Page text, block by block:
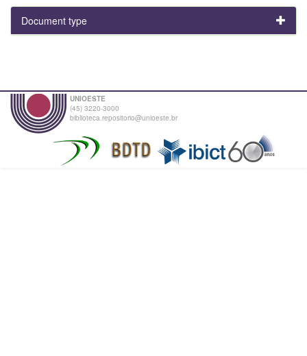
Document type
UNIOESTE
(45) 3220-3000
biblioteca.repositorio@unioeste.br